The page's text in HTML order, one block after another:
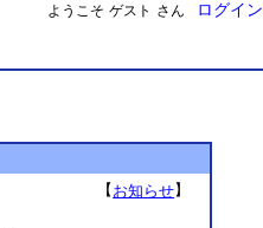
ようこそ ゲスト さん ログイン
【お知らせ】